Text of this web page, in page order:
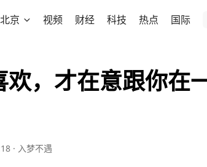
北京 视频 财经 科技 热点 国际
欢，才在意跟你在
· 入梦不遇